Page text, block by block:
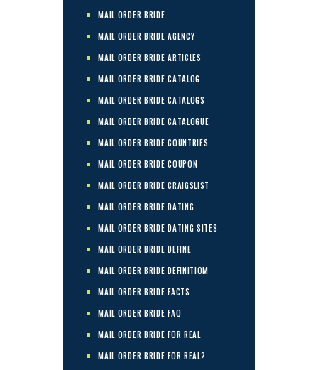
MAIL ORDER BRIDE
MAIL ORDER BRIDE AGENCY
MAIL ORDER BRIDE ARTICLES
MAIL ORDER BRIDE CATALOG
MAIL ORDER BRIDE CATALOGS
MAIL ORDER BRIDE CATALOGUE
MAIL ORDER BRIDE COUNTRIES
MAIL ORDER BRIDE COUPON
MAIL ORDER BRIDE CRAIGSLIST
MAIL ORDER BRIDE DATING
MAIL ORDER BRIDE DATING SITES
MAIL ORDER BRIDE DEFINE
MAIL ORDER BRIDE DEFINITIOM
MAIL ORDER BRIDE FACTS
MAIL ORDER BRIDE FAQ
MAIL ORDER BRIDE FOR REAL
MAIL ORDER BRIDE FOR REAL?